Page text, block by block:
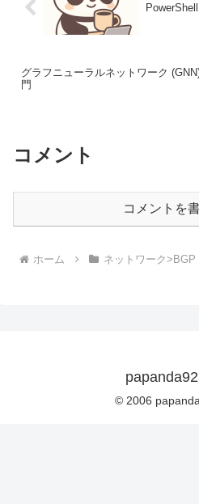
グラフニューラルネットワーク
門
コメント
コメントを
ホーム ネットワーク>BGP
© 2006